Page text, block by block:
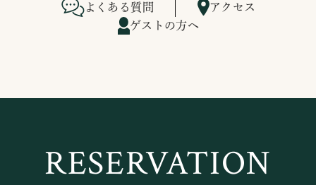
よくある質問
アクセス
ゲストの方へ
RESERVATION